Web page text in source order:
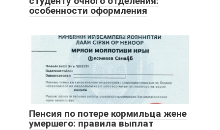
особенности оформления
Пенсия по потере кормильца жене
умершего: правила выплат